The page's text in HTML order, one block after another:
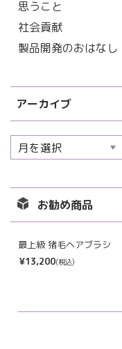
思うこと
社会貢献
製品開発のおはなし
アーカイブ
ア
ー
イ
ブ
お勧め商品
最上級 猪毛ヘアブラシ
¥13,200(税込)